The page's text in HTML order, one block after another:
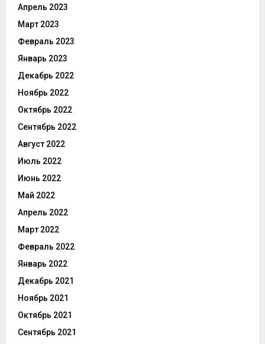
Апрель 2023
Март 2023
Февраль 2023
Январь 2023
Декабрь 2022
Ноябрь 2022
Октябрь 2022
Сентябрь 2022
Август 2022
Июль 2022
Июнь 2022
Май 2022
Апрель 2022
Март 2022
Февраль 2022
Январь 2022
Декабрь 2021
Ноябрь 2021
Октябрь 2021
Сентябрь 2021